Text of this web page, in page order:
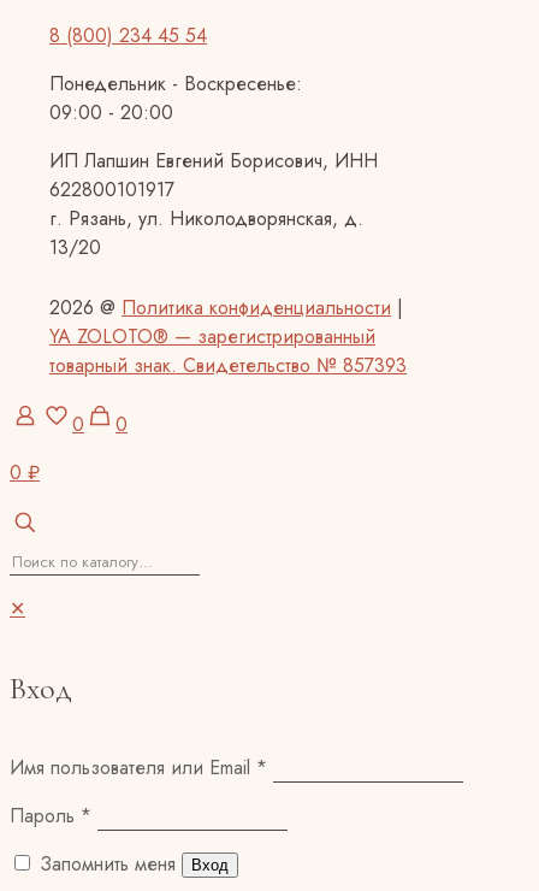
8 (800) 234 45 54
Понедельник - Воскресенье:
09:00 - 20:00
ИП Лапшин Евгений Борисович, ИНН
622800101917
г. Рязань, ул. Николодворянская, д.
13/20
2026 @ Политика конфиденциальности |
YA ZOLOTO® — зарегистрированный
товарный знак. Свидетельство № 857393
0
0
0 ₽
✕
Вход
Имя пользователя или Email *
Пароль *
Запомнить меня
Вход